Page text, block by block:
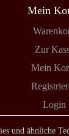
Mein
Zur
Mein
Login
Shop
und ähnliche